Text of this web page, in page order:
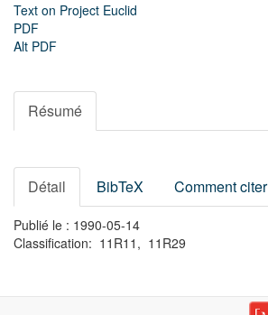
Text on Project Euclid
PDF
Alt PDF
Résumé
Détail BibTeX Comment citer
Publié le : 1990-05-14
Classification: 11R11, 11R29